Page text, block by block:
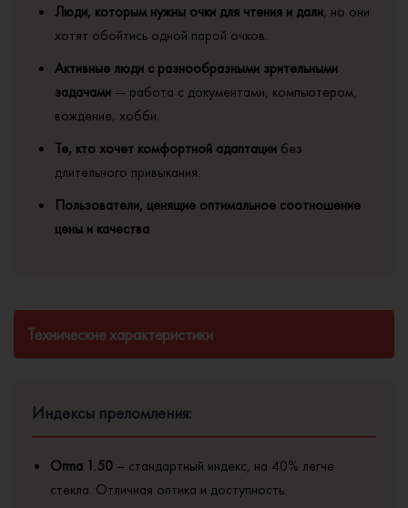
Люди, которым нужны очки для чтения и дали, но они
хотят обойтись одной парой очков.
Активные люди с разнообразными зрительными
задачами — работа с документами, компьютером,
вождение, хобби.
Те, кто хочет комфортной адаптации без
длительного привыкания.
Пользователи, ценящие оптимальное соотношение
цены и качества.
Технические характеристики
Индексы преломления:
Orma 1.50 – стандартный индекс, на 40% легче
стекла. Отличная оптика и доступность.